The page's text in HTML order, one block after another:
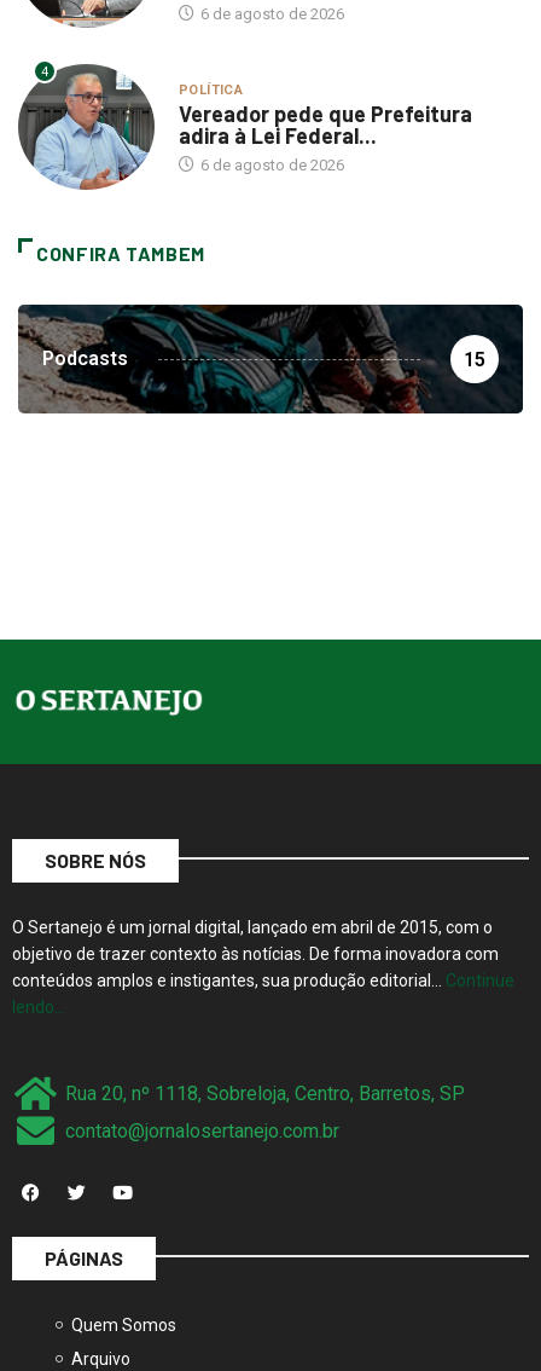
6 de agosto de 2026
4
POLÍTICA
Vereador pede que Prefeitura
adira à Lei Federal...
6 de agosto de 2026
CONFIRA TAMBEM
Podcasts 15
SOBRE NÓS
O Sertanejo é um jornal digital, lançado em abril de 2015, com o
objetivo de trazer contexto às notícias. De forma inovadora com
conteúdos amplos e instigantes, sua produção editorial… Continue
lendo…
Rua 20, nº 1118, Sobreloja, Centro, Barretos, SP
contato@jornalosertanejo.com.br
PÁGINAS
Quem Somos
Arquivo